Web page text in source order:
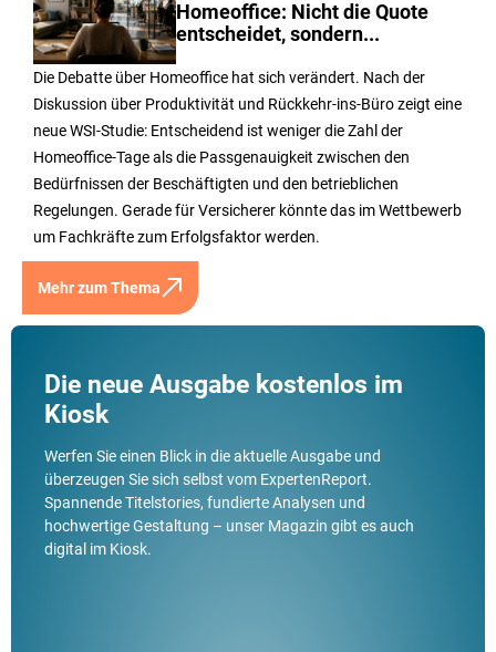
Homeoffice: Nicht die Quote
entscheidet, sondern...
Die Debatte über Homeoffice hat sich verändert. Nach der
Diskussion über Produktivität und Rückkehr-ins-Büro zeigt eine
neue WSI-Studie: Entscheidend ist weniger die Zahl der
Homeoffice-Tage als die Passgenauigkeit zwischen den
Bedürfnissen der Beschäftigten und den betrieblichen
Regelungen. Gerade für Versicherer könnte das im Wettbewerb
um Fachkräfte zum Erfolgsfaktor werden.
Mehr zum Thema
Die neue Ausgabe kostenlos im
Kiosk
Werfen Sie einen Blick in die aktuelle Ausgabe und
überzeugen Sie sich selbst vom ExpertenReport.
Spannende Titelstories, fundierte Analysen und
hochwertige Gestaltung – unser Magazin gibt es auch
digital im Kiosk.